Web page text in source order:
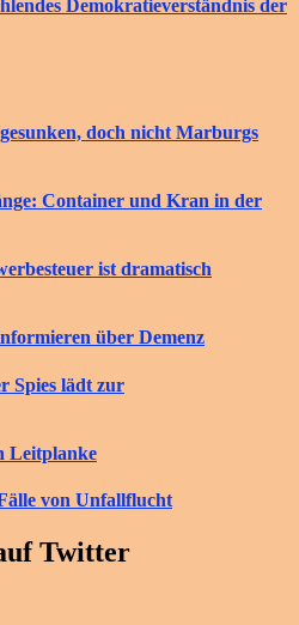
Demokratieverständnis der
doch nicht Marburgs
Container und Kran in der
ist dramatisch
über Demenz
Spies lädt zur
Leitplanke
von Unfallflucht
Twitter